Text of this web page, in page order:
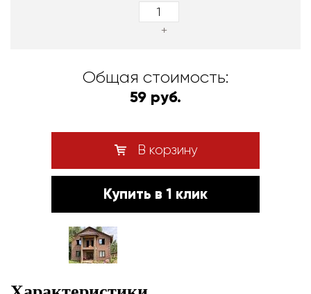
+
Общая стоимость:
59 руб.
В корзину
Купить в 1 клик